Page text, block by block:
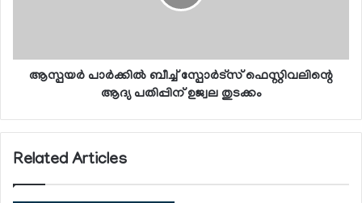
ആസ്പയര്‍ പാര്‍ക്കില്‍ ബീച്ച് സ്പോര്‍ട്സ് ഫെസ്റ്റിവലിന്റെ
ആദ്യ പതിപ്പിന് ഉജ്വല തുടക്കം
Related Articles